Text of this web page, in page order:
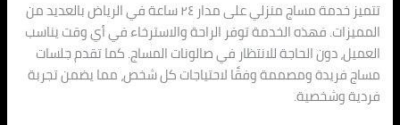
تتميز خدمة مساج منزلي على مدار ٢٤ ساعة في الرياض بالعديد من
المميزات. فهذه الخدمة توفر الراحة والاسترخاء في أي وقت يناسب
العميل، دون الحاجة للانتظار في صالونات المساج. كما تقدم جلسات
مساج فريدة ومصممة وفقًا لاحتياجات كل شخص، مما يضمن تجربة
فردية وشخصية.